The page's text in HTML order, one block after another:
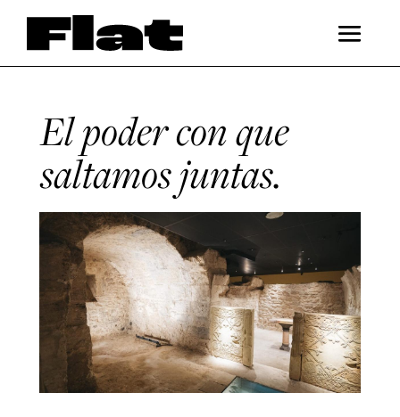
El poder con que
saltamos juntas.